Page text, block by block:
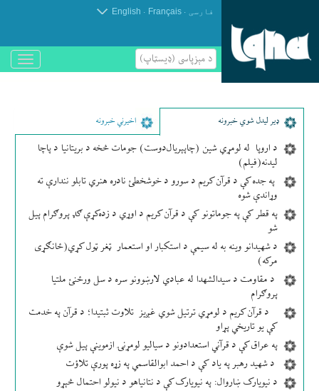
فارسی .
Français
.
English
د مېزپاسى (ډیسټاپ)
باز
و
ډير لیدل شوي خبرونه اخیرني خبرونه
د اروپا له لومړي شین (چاپېریال‌دوست) جومات څخه د بریتانیا د پاچا
لیدنه(فیلم)
په جده کې د قرآن کریم د سورو د خوشخطئ نادره هنري تابلو نندارې ته
وړاندې شوه
په قطر کې په جوماتونو کې د قرآن کریم د اوړي د زده‌کړې ګډ پروګرام پیل
شو
د شهیدانو وینه به له سیمې د استکبار او استعمار ټغر ټول کړي(ځانګړی
مرکه)
د مقاومت د سیدالشهدا له عبادي لارښوونو سره د سل ورځنئ ملتیا
پروګرام
د قرآن کریم د لومړي ترتیل شوي غږیز تلاوت ثبتیدا؛ د قرآن په خدمت
کې یو تاریخي پړاو
په عراق کې د قرآني استعدادونو د سیالیو لومړنۍ ازموینې پیل شوې
د شهید رهبر په یاد کې د احمد ابوالقاسمي په زړه پورې تلاؤت
د نیویارک ښاروال: په نیویارک کې د نتانیاهو د نیولو احتمال څېړو